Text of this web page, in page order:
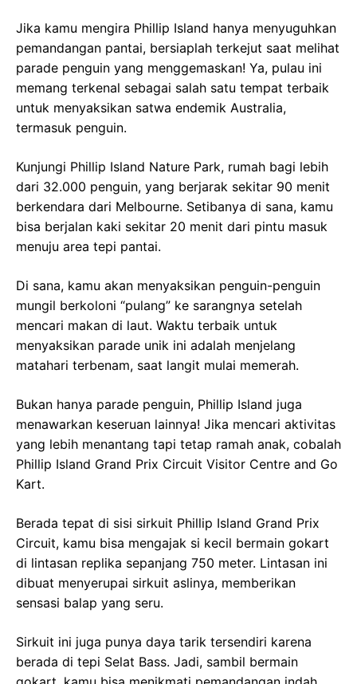
Jika kamu mengira Phillip Island hanya menyuguhkan
pemandangan pantai, bersiaplah terkejut saat melihat
parade penguin yang menggemaskan! Ya, pulau ini
memang terkenal sebagai salah satu tempat terbaik
untuk menyaksikan satwa endemik Australia,
termasuk penguin.
Kunjungi Phillip Island Nature Park, rumah bagi lebih
dari 32.000 penguin, yang berjarak sekitar 90 menit
berkendara dari Melbourne. Setibanya di sana, kamu
bisa berjalan kaki sekitar 20 menit dari pintu masuk
menuju area tepi pantai.
Di sana, kamu akan menyaksikan penguin-penguin
mungil berkoloni “pulang” ke sarangnya setelah
mencari makan di laut. Waktu terbaik untuk
menyaksikan parade unik ini adalah menjelang
matahari terbenam, saat langit mulai memerah.
Bukan hanya parade penguin, Phillip Island juga
menawarkan keseruan lainnya! Jika mencari aktivitas
yang lebih menantang tapi tetap ramah anak, cobalah
Phillip Island Grand Prix Circuit Visitor Centre and Go
Kart.
Berada tepat di sisi sirkuit Phillip Island Grand Prix
Circuit, kamu bisa mengajak si kecil bermain gokart
di lintasan replika sepanjang 750 meter. Lintasan ini
dibuat menyerupai sirkuit aslinya, memberikan
sensasi balap yang seru.
Sirkuit ini juga punya daya tarik tersendiri karena
berada di tepi Selat Bass. Jadi, sambil bermain